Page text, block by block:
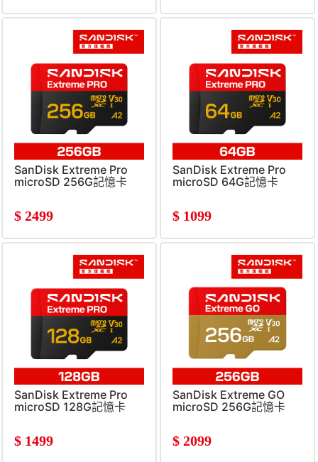
SanDisk Extreme Pro
microSD 256G記憶卡
$ 2499
SanDisk Extreme Pro
microSD 64G記憶卡
$ 1099
SanDisk Extreme Pro
microSD 128G記憶卡
$ 1499
SanDisk Extreme GO
microSD 256G記憶卡
$ 2099